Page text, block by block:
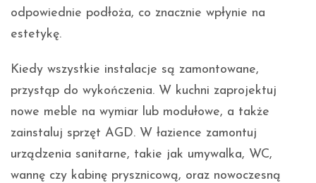
odpowiednie podłoża, co znacznie wpłynie na
estetykę.
Kiedy wszystkie instalacje są zamontowane,
przystąp do wykończenia. W kuchni zaprojektuj
nowe meble na wymiar lub modułowe, a także
zainstaluj sprzęt AGD. W łazience zamontuj
urządzenia sanitarne, takie jak umywalka, WC,
wannę czy kabinę prysznicową, oraz nowoczesną